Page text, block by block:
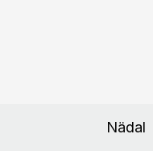
Nädal